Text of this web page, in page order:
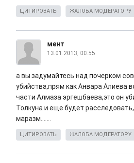
ЦИТИРОВАТЬ ЖАЛОБА МОДЕРАТОРУ
мент
13.01.2013, 00:55
а вы задумайтесь над почерком
убийства,прям как Анвара Алиева
части Алмаза эргешбаева,это он
Толкуна и еще будет
маразм.......
ЦИТИРОВАТЬ ЖАЛОБА МОДЕРАТОРУ